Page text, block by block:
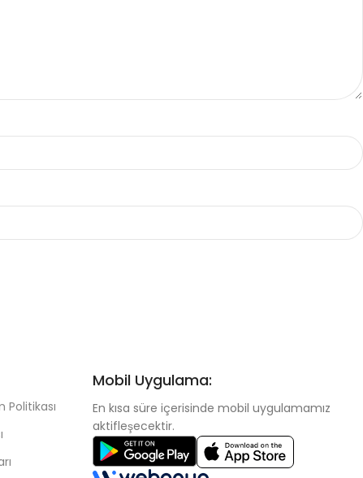
Politikası
Mobil Uygulama:
En kısa süre içerisinde mobil uygulamamız
aktifleşecektir.